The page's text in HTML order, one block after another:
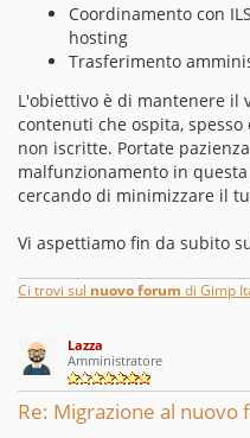
Coordinamento con
hosting
Trasferimento
L'obiettivo è di mantenere il
contenuti che ospita,
non iscritte. Portate
malfunzionamento in
cercando di minimizzare il
Vi aspettiamo fin da subito
Ci trovi sul nuovo forum di Gimp
Lazza
Amministratore
Re: Migrazione al nuovo